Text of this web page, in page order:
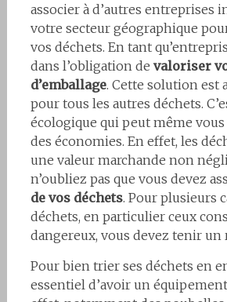
associer à d’autres entreprises
votre secteur géographique
vos déchets. En tant
dans l’obligation de valoriser
d’emballage. Cette solution est
pour tous les autres déchets.
écologique qui peut même
des économies. En effet, les
une valeur marchande non
n’oubliez pas que vous devez
de vos déchets. Pour plusieurs
déchets, en particulier ceux
dangereux, vous devez tenir un
Pour bien trier ses déchets en
essentiel d’avoir un